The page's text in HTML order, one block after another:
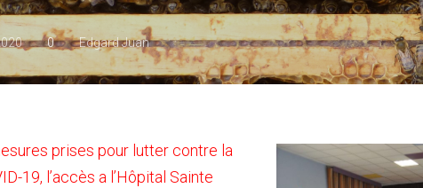
0 Edgard Juan
prises pour lutter contre la
19, l’accès a l’Hôpital Sainte